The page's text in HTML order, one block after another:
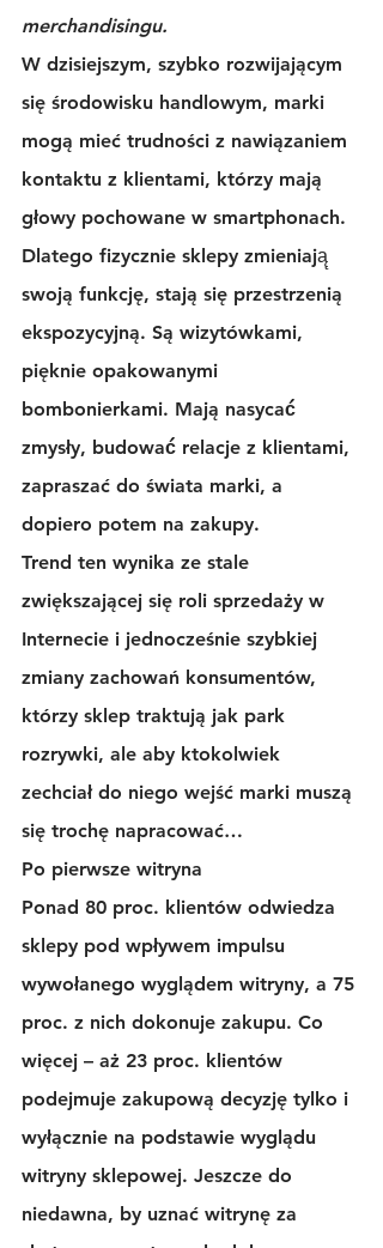
merchandisingu.
W dzisiejszym, szybko rozwijającym
się środowisku handlowym, marki
mogą mieć trudności z nawiązaniem
kontaktu z klientami, którzy mają
głowy pochowane w smartphonach.
Dlatego fizycznie sklepy zmieniają̨
swoją funkcję, stają się przestrzenią
ekspozycyjną. Są wizytówkami,
pięknie opakowanymi
bombonierkami. Mają nasycać́
zmysły, budować́ relacje z klientami,
zapraszać do świata marki, a
dopiero potem na zakupy.
Trend ten wynika ze stale
zwiększającej się roli sprzedaży w
Internecie i jednocześnie szybkiej
zmiany zachowań konsumentów,
którzy sklep traktują jak park
rozrywki, ale aby ktokolwiek
zechciał do niego wejść marki muszą
się trochę napracować…
Po pierwsze witryna
Ponad 80 proc. klientów odwiedza
sklepy pod wpływem impulsu
wywołanego wyglądem witryny, a 75
proc. z nich dokonuje zakupu. Co
więcej – aż 23 proc. klientów
podejmuje zakupową decyzję tylko i
wyłącznie na podstawie wyglądu
witryny sklepowej. Jeszcze do
niedawna, by uznać witrynę za